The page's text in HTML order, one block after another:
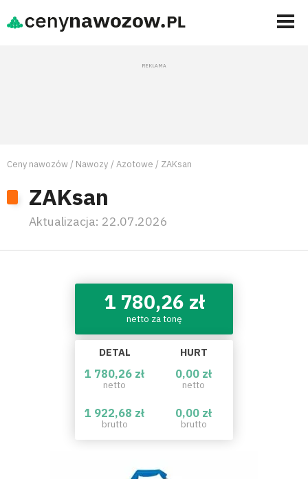
Ceny nawozów Nawozy Azotowe ZAKsan
ZAKsan
Aktualizacja: 22.07.2026
1 780,26 zł
netto za tonę
DETAL HURT
1 780,26 zł
netto
0,00 zł
netto
1 922,68 zł
brutto
0,00 zł
brutto